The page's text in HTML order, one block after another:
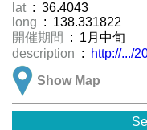
lat : 36.4043
long : 138.331822
開催期間
: 1月中旬
description :
http://.../
Show Map